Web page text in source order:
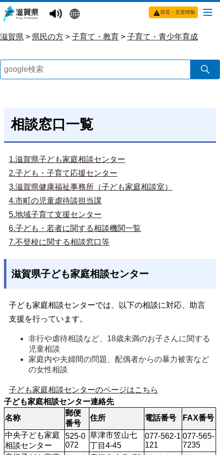
防災・災害情報
滋賀県 > 県民の方 > 子育て・教育 > 子育て・青少年育成
相談窓口一覧
1.滋賀県子ども家庭相談センター
2.子ども・子育て応援センター
3.滋賀県健康福祉事務所（子ども家庭相談室）
4.市町の児童虐待談担当課
5.地域子育て支援センター
6.子ども・若者に関する相談機関一覧
7.不登校に関する相談窓口等
滋賀県子ども家庭相談センター
子ども家庭相談センターでは、以下の相談に対応、助言
支援を行っています。
非行や虐待相談など、18歳未満のお子さんに関する
児童相談
家庭内や夫婦間の問題、配偶者からの暴力被害など
の女性相談
子ども家庭相談センターのページはこちら
子ども家庭相談センター連絡先
名称
郵便
番号
住所 電話番号 FAX番号
中央子ども家庭
相談センター
525-0
072
草津市笠山七
丁目4-45
077-562-1
121
077-565-
7235